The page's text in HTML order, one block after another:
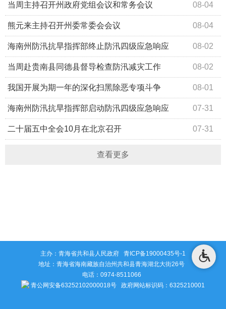
08-04
当周主持召开州政府党组会议和常务会议
08-04
熊元来主持召开州委常委会会议
08-02
海南州防汛抗旱指挥部终止防汛四级应急响应
08-02
当周赴贵南县同德县督导检查防汛减灾工作
08-01
我国开展为期一年的深化扫黑除恶专项斗争
07-31
海南州防汛抗旱指挥部启动防汛四级应急响应
07-31
二十届五中全会10月在北京召开
查看更多
主办：青海省共和县人民政府 青ICP备19000435号-1
地址：青海省海南藏族自治州共和县青海湖北大街26号
电话：0974-8511066
青公网安备63252102000018号 政府网站标识码：6325210001